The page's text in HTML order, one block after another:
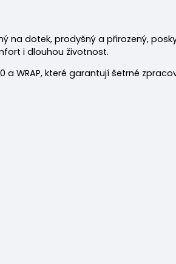
na dotek, prodyšný a přirozený,
i dlouhou životnost.
a WRAP, které garantují šetrné